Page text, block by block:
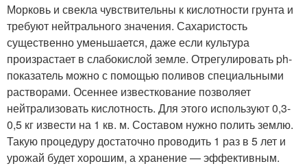
Морковь и свекла чувствительны к кислотности грунта и
требуют нейтрального значения. Сахаристость
существенно уменьшается, даже если культура
произрастает в слабокислой земле. Отрегулировать ph-
показатель можно с помощью поливов специальными
растворами. Осеннее известкование позволяет
нейтрализовать кислотность. Для этого используют 0,3-
0,5 кг извести на 1 кв. м. Составом нужно полить землю.
Такую процедуру достаточно проводить 1 раз в 5 лет и
урожай будет хорошим, а хранение — эффективным.